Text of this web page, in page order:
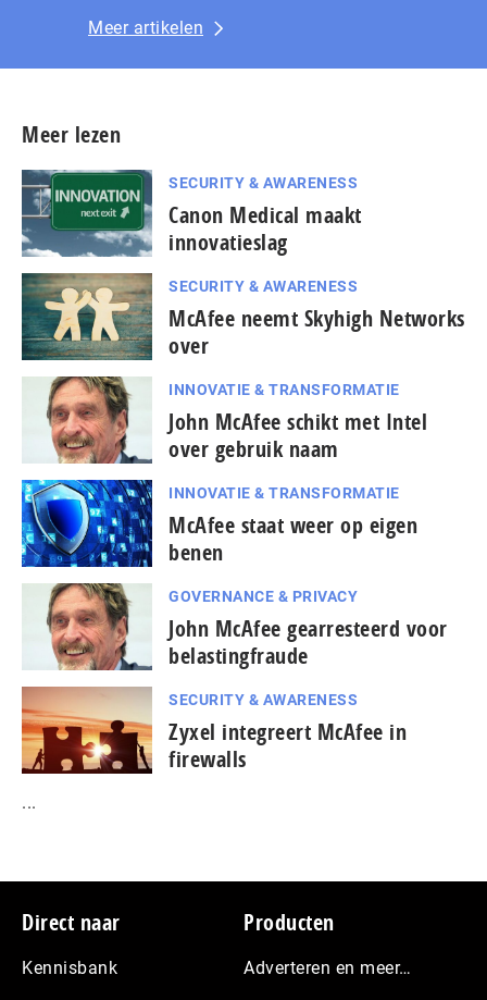
Meer artikelen
Meer lezen
SECURITY & AWARENESS
Canon Medical maakt
innovatieslag
SECURITY & AWARENESS
McAfee neemt Skyhigh Networks
over
INNOVATIE & TRANSFORMATIE
John McAfee schikt met Intel
over gebruik naam
INNOVATIE & TRANSFORMATIE
McAfee staat weer op eigen
benen
GOVERNANCE & PRIVACY
John McAfee gearresteerd voor
belastingfraude
SECURITY & AWARENESS
Zyxel integreert McAfee in
firewalls
...
Footer
Direct naar
Kennisbank
Producten
Adverteren en meer…